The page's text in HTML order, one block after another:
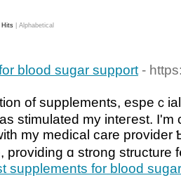
Hits Alphabetical
blood sugar support -
of supplements, espeｃ
stimulated mу inteгest. I'm
my medical care provider
providing ɑ strong structure
supplements for blood